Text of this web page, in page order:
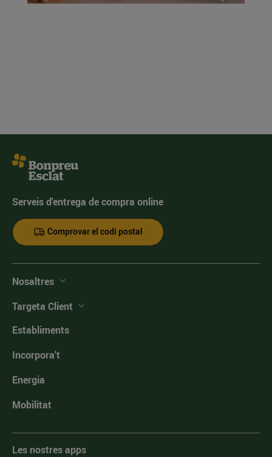
Serveis d'entrega de compra online
Comprovar el codi postal
Nosaltres
Targeta Client
Establiments
Incorpora't
Energia
Mobilitat
Les nostres apps